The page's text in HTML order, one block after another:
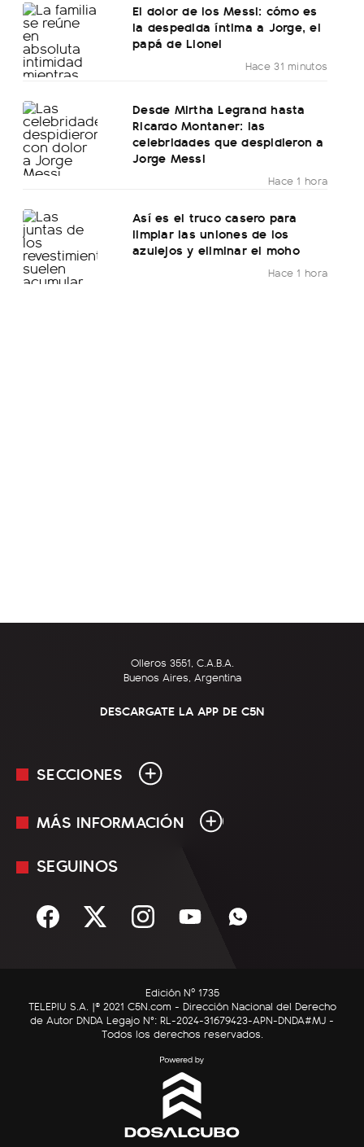
El dolor de los Messi: cómo es
la despedida íntima a Jorge, el
papá de Lionel
Hace 31 minutos
Desde Mirtha Legrand hasta
Ricardo Montaner: las
celebridades que despidieron a
Jorge Messi
Hace 1 hora
Así es el truco casero para
limpiar las uniones de los
azulejos y eliminar el moho
Hace 1 hora
Olleros 3551, C.A.B.A.
Buenos Aires, Argentina
DESCARGATE LA APP DE C5N
SECCIONES
En Vivo
Sociedad
C5N Autos
RatingCero
MÁS INFORMACIÓN
Mediakit
Términos y condiciones
SEGUINOS
Edición Nº 1735
TELEPIU S.A. |© 2021 C5N.com - Dirección Nacional del Derecho
de Autor DNDA Legajo N°: RL-2024-31679423-APN-DNDA#MJ -
Todos los derechos reservados.